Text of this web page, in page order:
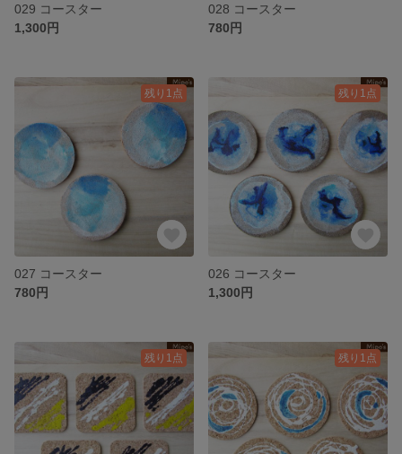
029 コースター
1,300円
028 コースター
780円
残り1点
027 コースター
780円
残り1点
026 コースター
1,300円
残り1点 残り1点